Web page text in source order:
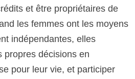
et être propriétaires de
les femmes ont les moyens
indépendantes, elles
propres décisions en
pour leur vie, et participer